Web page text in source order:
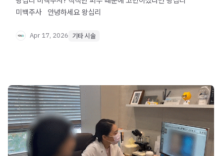
미백주사 ​ ​ 안녕하세요 왕십리
Apr 17, 2026 기타 시술